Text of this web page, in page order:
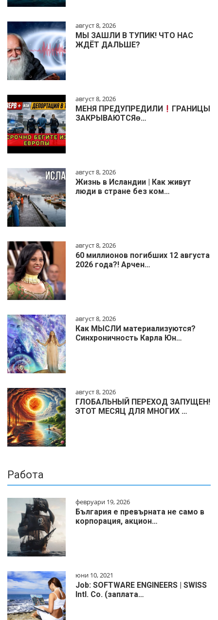
август 8, 2026
МЫ ЗАШЛИ В ТУПИК! ЧТО НАС
ЖДЁТ ДАЛЬШЕ?
август 8, 2026
МЕНЯ ПРЕДУПРЕДИЛИ
ГРАНИЦЫ
ЗАКРЫВАЮТСЯɵ…
август 8, 2026
Жизнь в Исландии | Как живут
люди в стране без ком…
август 8, 2026
60 миллионов погибших 12 августа
2026 года?! Арчен…
август 8, 2026
Как МЫСЛИ материализуются?
Синхроничность Карла Юн…
август 8, 2026
ГЛОБАЛЬНЫЙ ПЕРЕХОД ЗАПУЩЕН!
ЭТОТ МЕСЯЦ ДЛЯ МНОГИХ …
Работа
февруари 19, 2026
България е превърната не само в
корпорация, акцион…
юни 10, 2021
Job: SOFTWARE ENGINEERS | SWISS
Intl. Co. (заплата…